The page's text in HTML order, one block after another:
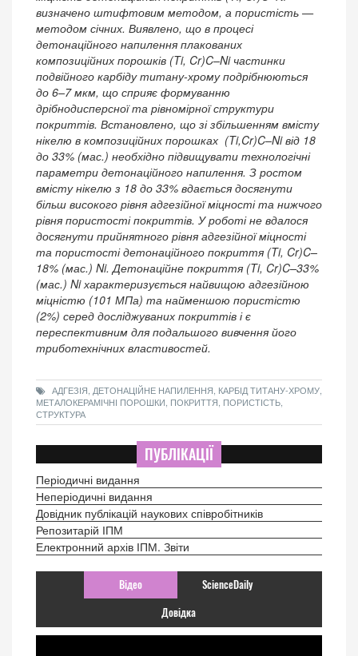
визначено штифтовим методом, а пористість —
методом січних. Виявлено, що в процесі
детонаційного напилення плакованих
композиційних порошків (Ti, Cr)C–Ni частинки
подвійного карбіду титану-хрому подрібнюються
до 6–7 мкм, що сприяє формуванню
дрібнодисперсної та рівномірної структури
покриттів. Встановлено, що зі збільшенням вмісту
нікелю в композиційних порошках (Ti,Cr)C–Ni від 18
до 33% (мас.) необхідно підвищувати технологічні
параметри детонаційного напилення. З ростом
вмісту нікелю з 18 до 33% вдається досягнути
більш високого рівня адгезійної міцності та нижчого
рівня пористості покриттів. У роботі не вдалося
досягнути прийнятного рівня адгезійної міцності
та пористості детонаційного покриття (Ti, Cr)C–
18% (мас.) Ni. Детонаційне покриття (Ti, Cr)C–33%
(мас.) Ni характеризується найвищою адгезійною
міцністю (101 МПа) та найменшою пористістю
(2%) серед досліджуваних покриттів і є
переспективним для подальшого вивчення його
триботехнічних властивостей.
АДГЕЗІЯ, ДЕТОНАЦІЙНЕ НАПИЛЕННЯ, КАРБІД ТИТАНУ-ХРОМУ,
МЕТАЛОКЕРАМІЧНІ ПОРОШКИ, ПОКРИТТЯ, ПОРИСТІСТЬ,
СТРУКТУРА
ПУБЛІКАЦІЇ
Періодичні видання
Неперіодичні видання
Довідник публікацій наукових співробітників
Репозитарій ІПМ
Електронний архів ІПМ. Звіти
Відео ScienceDaily
Довідка